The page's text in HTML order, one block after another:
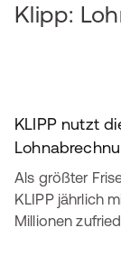
Klipp:
KLIPP nutzt
Als größter
KLIPP jährlich
Millionen